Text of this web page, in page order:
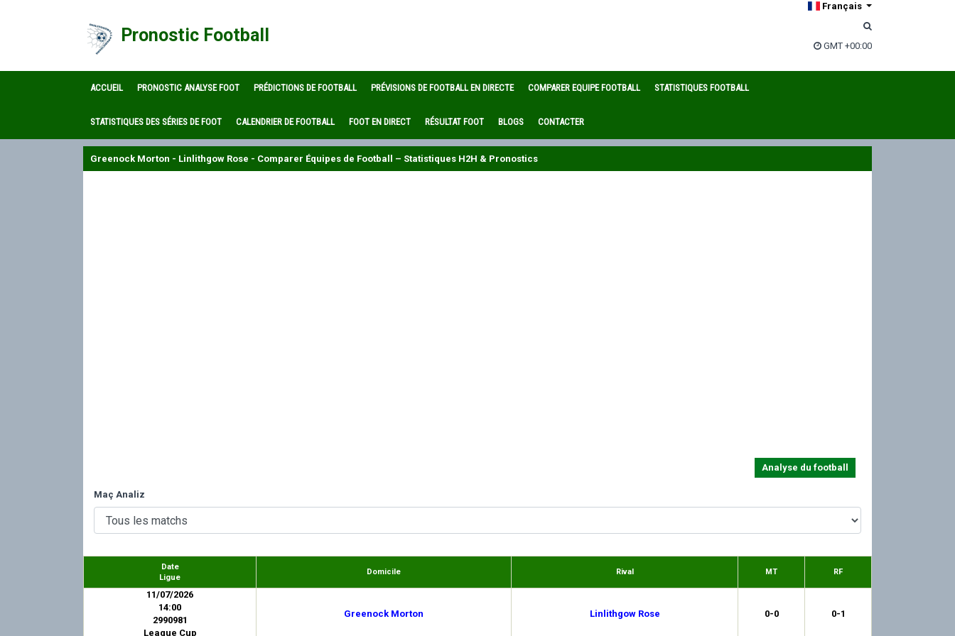
Pronostic Football
Français
GMT +00:00
ACCUEIL PRONOSTIC ANALYSE FOOT PRÉDICTIONS DE FOOTBALL PRÉVISIONS DE FOOTBALL EN DIRECTE COMPARER EQUIPE FOOTBALL STATISTIQUES FOOTBALL
STATISTIQUES DES SÉRIES DE FOOT CALENDRIER DE FOOTBALL FOOT EN DIRECT RÉSULTAT FOOT BLOGS CONTACTER
Greenock Morton - Linlithgow Rose - Comparer Équipes de Football – Statistiques H2H & Pronostics
Analyse du football
Maç Analiz
Date
Ligue
Domicile Rival MT RF
11/07/2026
14:00
2990981
League Cup
Greenock Morton Linlithgow Rose 0-0 0-1